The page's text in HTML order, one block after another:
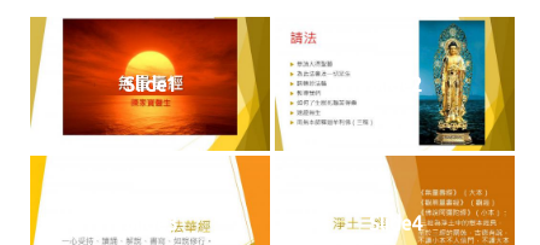
Slide1 Slide2
Slide3 Slide4